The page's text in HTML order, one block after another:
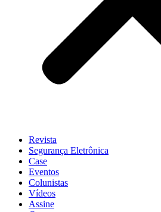
Revista
Segurança Eletrônica
Case
Eventos
Colunistas
Vídeos
Assine